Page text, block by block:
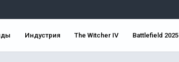
Индустрия The Witcher IV Battlefield 2025